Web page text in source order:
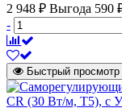
2 948 ₽ Выгода 590
-
Быстрый просмотр